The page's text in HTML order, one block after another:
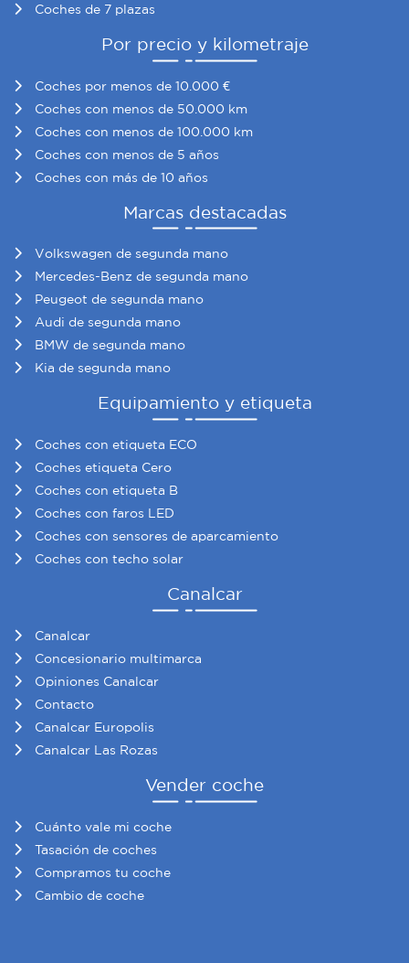
Coches de 7 plazas
Por precio y kilometraje
Coches por menos de 10.000 €
Coches con menos de 50.000 km
Coches con menos de 100.000 km
Coches con menos de 5 años
Coches con más de 10 años
Marcas destacadas
Volkswagen de segunda mano
Mercedes-Benz de segunda mano
Peugeot de segunda mano
Audi de segunda mano
BMW de segunda mano
Kia de segunda mano
Equipamiento y etiqueta
Coches con etiqueta ECO
Coches etiqueta Cero
Coches con etiqueta B
Coches con faros LED
Coches con sensores de aparcamiento
Coches con techo solar
Canalcar
Canalcar
Concesionario multimarca
Opiniones Canalcar
Contacto
Canalcar Europolis
Canalcar Las Rozas
Vender coche
Cuánto vale mi coche
Tasación de coches
Compramos tu coche
Cambio de coche